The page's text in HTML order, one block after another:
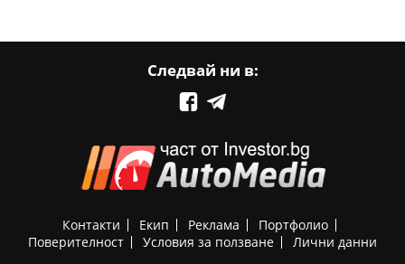
Следвай ни в:
Контакти Екип Реклама
Портфолио
Поверителност
Условия за ползване Лични данни